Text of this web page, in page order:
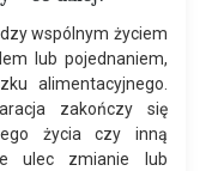
wspólnym życiem
lub pojednaniem,
alimentacyjnego.
zakończy się
życia czy inną
ulec zmianie lub